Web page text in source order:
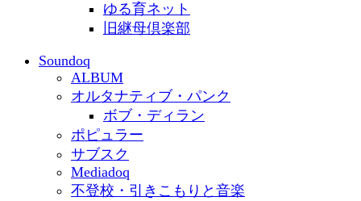
ゆる育ネット
旧継母倶楽部
Soundoq
ALBUM
オルタナティブ・パンク
ボブ・ディラン
ポピュラー
サブスク
Mediadoq
不登校・引きこもりと音楽